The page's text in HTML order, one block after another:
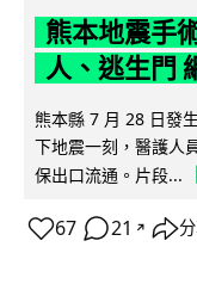
熊本地震手
人、逃生門
熊本縣 7 月 28 日發
下地震一刻，醫護人
保出口流通。片段...
67 21 ↗